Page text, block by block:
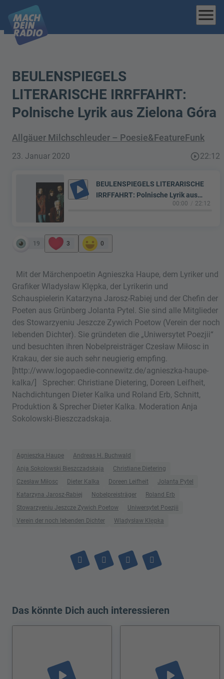
menu
BEULENSPIEGELS
LITERARISCHE IRRFFAHRT:
Polnische Lyrik aus Zielona Góra
Allgäuer Milchschleuder – Poesie&FeatureFunk
23. Januar 2020 play_circle_outline22:12
play_arrow
BEULENSPIEGELS LITERARISCHE
IRRFFAHRT: Polnische Lyrik aus
00:00 22:12
19 3 0
Mit der Märchenpoetin Agnieszka Haupe, dem Lyriker und
Grafiker Wladysław Klępka, der Lyrikerin und
Schauspielerin Katarzyna Jarosz-Rabiej und der Chefin der
Poeten aus Grünberg Jolanta Pytel. Sie sind alle Mitglieder
des Stowarzyeniu Jeszcze Zywich Poetow (Verein der noch
lebenden Dichter). Sie gründeten die „Uniwersytet Poezjii“
und besuchten ihren Nobelpreisträger Czesław Miłosc in
Krakau, der sie auch sehr neugierig empfing.
[http://www.logopaedie-connewitz.de/agnieszka-haupe-
kalka/] Sprecher: Christiane Dietering, Doreen Leifheit,
Nachdichtungen Dieter Kalka und Roland Erb, Schnitt,
Produktion & Sprecher Dieter Kalka. Moderation Anja
Sokolowski-Bieszczadskaja.
Agnieszka Haupe
Andreas H. Buchwald
Anja Sokolowski Bieszczadskaja
Christiane Dietering
Czesław Miłosc
Dieter Kalka Doreen Leifheit
Jolanta Pytel
Katarzyna Jarosz-Rabiej
Nobelpreisträger
Roland Erb
Stowarzyeniu Jeszcze Zywich Poetow
Uniwersytet Poezjii
Verein der noch lebenden Dichter
Wladysław Klępka
Das könnte Dich auch interessieren
play_arrow play_arrow